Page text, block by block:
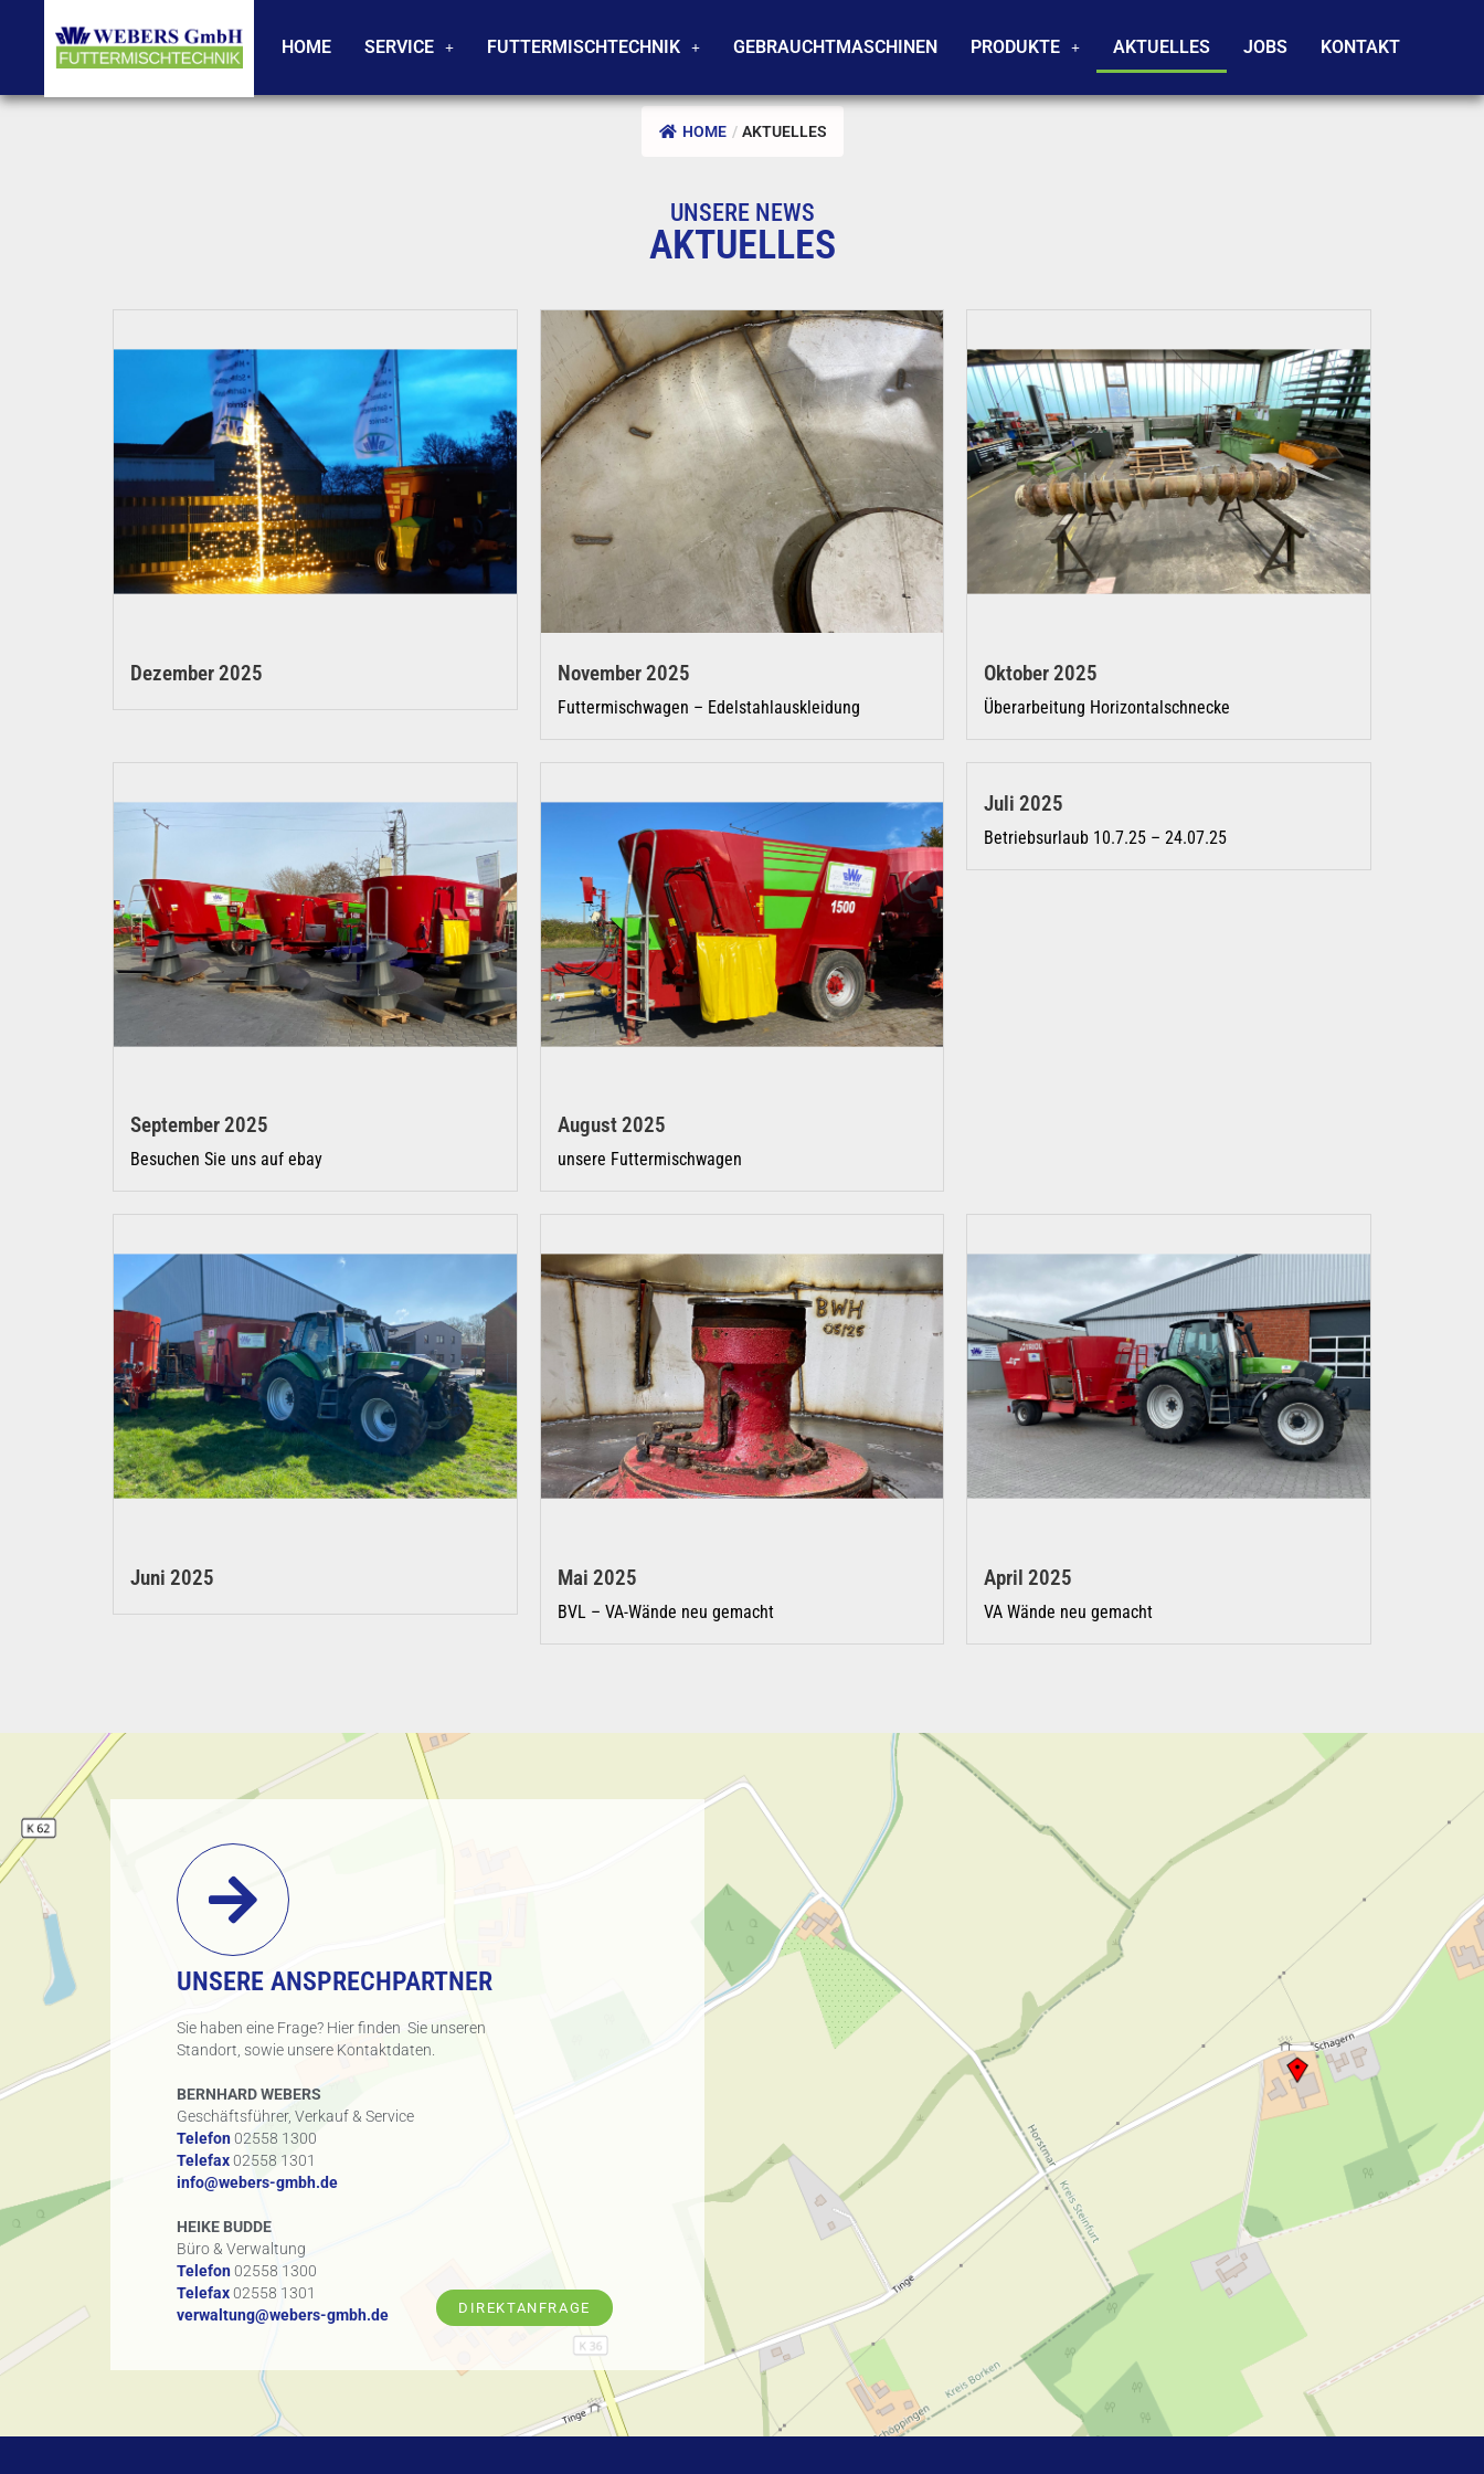
HOME SERVICE FUTTERMISCHTECHNIK GEBRAUCHTMASCHINEN PRODUKTE AKTUELLES JOBS KONTAKT
HOME / AKTUELLES
UNSERE NEWS
AKTUELLES
Dezember 2025 November 2025
Futtermischwagen – Edelstahlauskleidung
Oktober 2025
Überarbeitung Horizontalschnecke
September 2025
Besuchen Sie uns auf ebay
August 2025
unsere Futtermischwagen
Juli 2025
Betriebsurlaub 10.7.25 – 24.07.25
Juni 2025 Mai 2025
BVL – VA-Wände neu gemacht
April 2025
VA Wände neu gemacht
UNSERE ANSPRECHPARTNER
Sie haben eine Frage? Hier finden Sie unseren
Standort, sowie unsere Kontaktdaten.
BERNHARD WEBERS
Geschäftsführer, Verkauf & Service
Telefon02558 1300
Telefax02558 1301
info@webers-gmbh.de
HEIKE BUDDE
Büro & Verwaltung
Telefon02558 1300
Telefax02558 1301
verwaltung@webers-gmbh.de
DIREKTANFRAGE